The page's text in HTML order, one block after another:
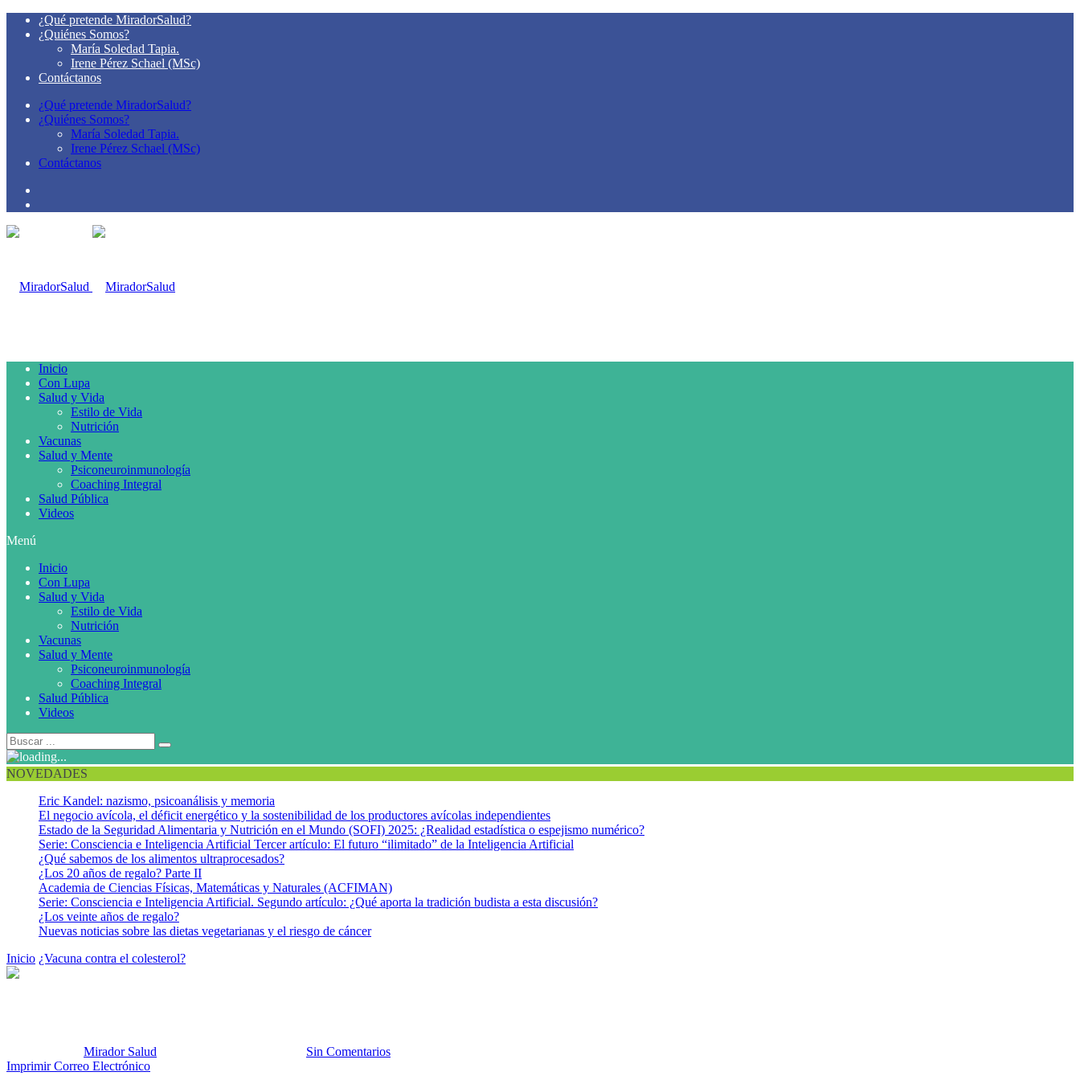
¿Qué pretende MiradorSalud?
¿Quiénes Somos?
María Soledad Tapia.
Irene Pérez Schael (MSc)
Contáctanos
¿Qué pretende MiradorSalud?
¿Quiénes Somos?
María Soledad Tapia.
Irene Pérez Schael (MSc)
Contáctanos
Inicio
Con Lupa
Salud y Vida
Estilo de Vida
Nutrición
Vacunas
Salud y Mente
Psiconeuroinmunología
Coaching Integral
Salud Pública
Videos
Menú
Inicio
Con Lupa
Salud y Vida
Estilo de Vida
Nutrición
Vacunas
Salud y Mente
Psiconeuroinmunología
Coaching Integral
Salud Pública
Videos
NOVEDADES
Eric Kandel: nazismo, psicoanálisis y memoria
El negocio avícola, el déficit energético y la sostenibilidad de los productores avícolas independientes
Estado de la Seguridad Alimentaria y Nutrición en el Mundo (SOFI) 2025: ¿Realidad estadística o espejismo numérico?
Serie: Consciencia e Inteligencia Artificial Tercer artículo: El futuro “ilimitado” de la Inteligencia Artificial
¿Qué sabemos de los alimentos ultraprocesados?
¿Los 20 años de regalo? Parte II
Academia de Ciencias Físicas, Matemáticas y Naturales (ACFIMAN)
Serie: Consciencia e Inteligencia Artificial. Segundo artículo: ¿Qué aporta la tradición budista a esta discusión?
¿Los veinte años de regalo?
Nuevas noticias sobre las dietas vegetarianas y el riesgo de cáncer
Inicio ¿Vacuna contra el colesterol?
Mirador Salud
Sin Comentarios
Imprimir Correo Electrónico